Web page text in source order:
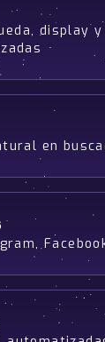
display y
en